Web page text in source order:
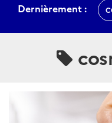
Dernièrement :